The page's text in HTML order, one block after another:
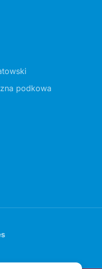
podkowa